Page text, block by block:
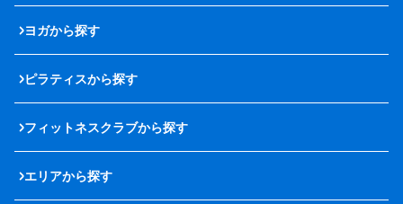
ヨガから探す
ピラティスから探す
フィットネスクラブから探す
エリアから探す